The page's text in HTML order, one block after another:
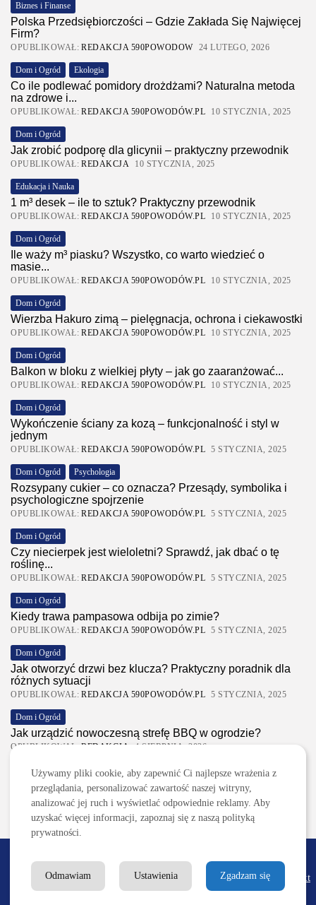
Biznes i Finanse
Polska Przedsiębiorczości – Gdzie Zakłada Się Najwięcej
Firm?
OPUBLIKOWAŁ: REDAKCJA 590POWODOW 24 LUTEGO, 2026
Dom i Ogród Ekologia
Co ile podlewać pomidory drożdżami? Naturalna metoda
na zdrowe i...
OPUBLIKOWAŁ: REDAKCJA 590POWODÓW.PL 10 STYCZNIA, 2025
Dom i Ogród
Jak zrobić podporę dla glicynii – praktyczny przewodnik
OPUBLIKOWAŁ: REDAKCJA 10 STYCZNIA, 2025
Edukacja i Nauka
1 m³ desek – ile to sztuk? Praktyczny przewodnik
OPUBLIKOWAŁ: REDAKCJA 590POWODÓW.PL 10 STYCZNIA, 2025
Dom i Ogród
Ile waży m³ piasku? Wszystko, co warto wiedzieć o
masie...
OPUBLIKOWAŁ: REDAKCJA 590POWODÓW.PL 10 STYCZNIA, 2025
Dom i Ogród
Wierzba Hakuro zimą – pielęgnacja, ochrona i ciekawostki
OPUBLIKOWAŁ: REDAKCJA 590POWODÓW.PL 10 STYCZNIA, 2025
Dom i Ogród
Balkon w bloku z wielkiej płyty – jak go zaaranżować...
OPUBLIKOWAŁ: REDAKCJA 590POWODÓW.PL 10 STYCZNIA, 2025
Dom i Ogród
Wykończenie ściany za kozą – funkcjonalność i styl w
jednym
OPUBLIKOWAŁ: REDAKCJA 590POWODÓW.PL 5 STYCZNIA, 2025
Dom i Ogród Psychologia
Rozsypany cukier – co oznacza? Przesądy, symbolika i
psychologiczne spojrzenie
OPUBLIKOWAŁ: REDAKCJA 590POWODÓW.PL 5 STYCZNIA, 2025
Dom i Ogród
Czy niecierpek jest wieloletni? Sprawdź, jak dbać o tę
roślinę...
OPUBLIKOWAŁ: REDAKCJA 590POWODÓW.PL 5 STYCZNIA, 2025
Dom i Ogród
Kiedy trawa pampasowa odbija po zimie?
OPUBLIKOWAŁ: REDAKCJA 590POWODÓW.PL 5 STYCZNIA, 2025
Dom i Ogród
Jak otworzyć drzwi bez klucza? Praktyczny poradnik dla
różnych sytuacji
OPUBLIKOWAŁ: REDAKCJA 590POWODÓW.PL 5 STYCZNIA, 2025
Dom i Ogród
Jak urządzić nowoczesną strefę BBQ w ogrodzie?
OPUBLIKOWAŁ: REDAKCJA 4 SIERPNIA, 2026
Ciekawostki
Lattafa Asad – gdzie kupić?
OPUBLIKOWAŁ: REDAKCJA 3 SIERPNIA, 2026
2026 590powodow.pl
Redakcja
Reklama/Współpraca Regulamin
Polityka
prywatności
Kontakt
Używamy pliki cookie, aby zapewnić Ci najlepsze wrażenia z
przeglądania, personalizować zawartość naszej witryny,
analizować jej ruch i wyświetlać odpowiednie reklamy. Aby
uzyskać więcej informacji, zapoznaj się z naszą polityką
prywatności.
Zgadzam się
Ustawienia
Odmawiam